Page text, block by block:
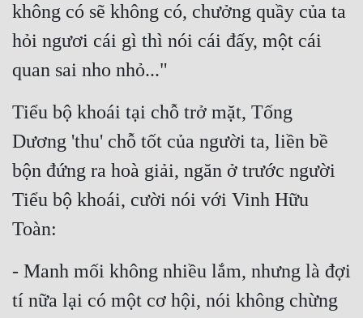
không có sẽ không có, chưởng quầy của ta
hỏi ngươi cái gì thì nói cái đấy, một cái
quan sai nho nhỏ..."
Tiểu bộ khoái tại chỗ trở mặt, Tống
Dương 'thu' chỗ tốt của người ta, liền bề
bộn đứng ra hoà giải, ngăn ở trước người
Tiểu bộ khoái, cười nói với Vinh Hữu
Toàn:
- Manh mối không nhiều lắm, nhưng là đợi
tí nữa lại có một cơ hội, nói không chừng